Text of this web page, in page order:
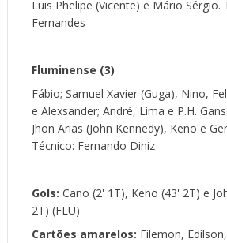
Luis Phelipe (Vicente) e Mário Sérgio.
Fernandes
Fluminense (3)
Fábio; Samuel Xavier (Guga), Nino,
e Alexsander; André, Lima e P.H.
Jhon Arias (John Kennedy), Keno e
Técnico: Fernando Diniz
Gols: Cano (2' 1T), Keno (43' 2T) e
2T) (FLU)
Cartões amarelos: Filemon,